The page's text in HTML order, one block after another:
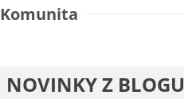
Komunita
NOVINKY Z BLOGU